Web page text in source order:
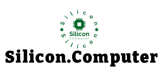
Silicon.Computer
Silicon.Computer